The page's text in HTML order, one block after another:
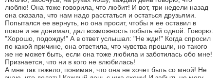
люблю! Она тоже говорила, что любит! И вот, три недели назад
она сказала, что нам надо расстаться и остаться друзьями.
Попытался ее вернуть, но она просит, чтобы я ее оставил в
покое и не донимал, дал возможность побыть ей одной. Говорю:
"Хорошо, подожду!" А в ответ услышал: "Не жди!" Когда спросил
по какой причине, она ответила, что чувства прошли, но такого
же не может быть, если она тоже любила и заботилась обо мне!
Признается, что ни в кого не влюбилась!
А мне так тяжело, понимая, что она не хочет быть со мной! Не